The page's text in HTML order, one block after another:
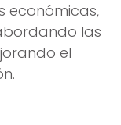
económicas,
las
el